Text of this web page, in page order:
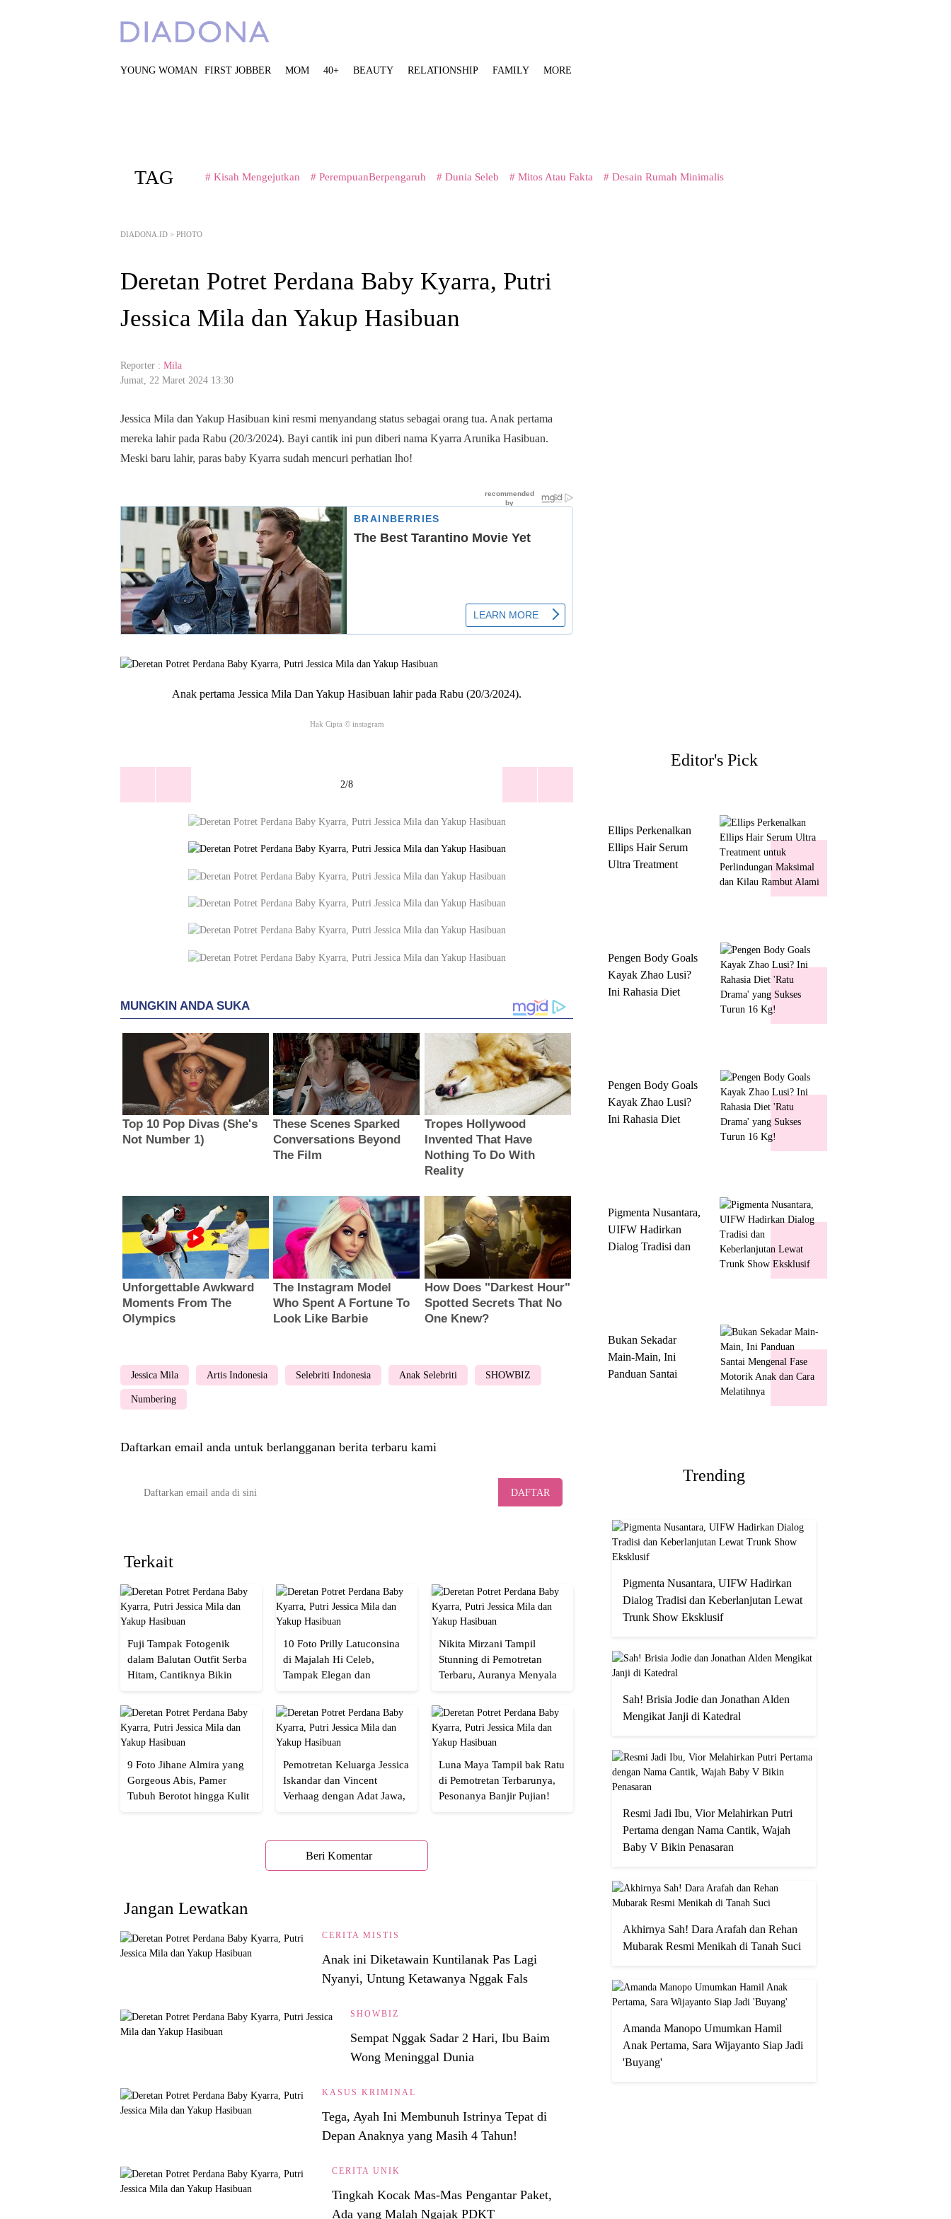
YOUNG WOMAN FIRST JOBBER MOM 40+ BEAUTY RELATIONSHIP FAMILY MORE
TAG # Kisah Mengejutkan # PerempuanBerpengaruh # Dunia Seleb # Mitos Atau Fakta # Desain Rumah Minimalis
DIADONA.ID > PHOTO
Deretan Potret Perdana Baby Kyarra, Putri
Jessica Mila dan Yakup Hasibuan
Reporter : Mila
Jumat, 22 Maret 2024 13:30
Jessica Mila dan Yakup Hasibuan kini resmi menyandang status sebagai orang tua. Anak pertama
mereka lahir pada Rabu (20/3/2024). Bayi cantik ini pun diberi nama Kyarra Arunika Hasibuan.
Meski baru lahir, paras baby Kyarra sudah mencuri perhatian lho!
Anak pertama Jessica Mila Dan Yakup Hasibuan lahir pada Rabu (20/3/2024).
Hak Cipta © instagram
2/8
Jessica Mila Artis Indonesia Selebriti Indonesia Anak Selebriti SHOWBIZ
Numbering
Daftarkan email anda untuk berlangganan berita terbaru kami
DAFTAR
Terkait
Fuji Tampak Fotogenik
dalam Balutan Outfit Serba
Hitam, Cantiknya Bikin
10 Foto Prilly Latuconsina
di Majalah Hi Celeb,
Tampak Elegan dan
Nikita Mirzani Tampil
Stunning di Pemotretan
Terbaru, Auranya Menyala
9 Foto Jihane Almira yang
Gorgeous Abis, Pamer
Tubuh Berotot hingga Kulit
Pemotretan Keluarga Jessica
Iskandar dan Vincent
Verhaag dengan Adat Jawa,
Luna Maya Tampil bak Ratu
di Pemotretan Terbarunya,
Pesonanya Banjir Pujian!
Beri Komentar
Jangan Lewatkan
CERITA MISTIS
Anak ini Diketawain Kuntilanak Pas Lagi
Nyanyi, Untung Ketawanya Nggak Fals
SHOWBIZ
Sempat Nggak Sadar 2 Hari, Ibu Baim
Wong Meninggal Dunia
KASUS KRIMINAL
Tega, Ayah Ini Membunuh Istrinya Tepat di
Depan Anaknya yang Masih 4 Tahun!
CERITA UNIK
Tingkah Kocak Mas-Mas Pengantar Paket,
Ada yang Malah Ngajak PDKT
Editor's Pick
Ellips Perkenalkan
Ellips Hair Serum
Ultra Treatment
Pengen Body Goals
Kayak Zhao Lusi?
Ini Rahasia Diet
Pengen Body Goals
Kayak Zhao Lusi?
Ini Rahasia Diet
Pigmenta Nusantara,
UIFW Hadirkan
Dialog Tradisi dan
Bukan Sekadar
Main-Main, Ini
Panduan Santai
Trending
Pigmenta Nusantara, UIFW Hadirkan
Dialog Tradisi dan Keberlanjutan Lewat
Trunk Show Eksklusif
Sah! Brisia Jodie dan Jonathan Alden
Mengikat Janji di Katedral
Resmi Jadi Ibu, Vior Melahirkan Putri
Pertama dengan Nama Cantik, Wajah
Baby V Bikin Penasaran
Akhirnya Sah! Dara Arafah dan Rehan
Mubarak Resmi Menikah di Tanah Suci
Amanda Manopo Umumkan Hamil
Anak Pertama, Sara Wijayanto Siap Jadi
'Buyang'